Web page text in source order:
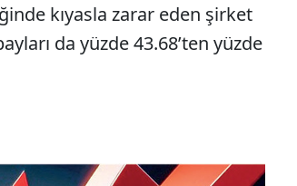
kıyasla zarar eden şirket
da yüzde 43.68’ten yüzde